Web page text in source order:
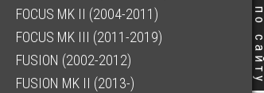
FOCUS MK II (2004-2011)
FOCUS MK III (2011-2019)
FUSION (2002-2012)
FUSION MK II (2013-)